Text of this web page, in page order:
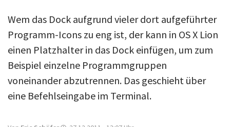
Mac
iPad
Tests
Tipps
Wem das Dock aufgrund vieler dort aufgeführter
Programm-Icons zu eng ist, der kann in OS X Lion
einen Platzhalter in das Dock einfügen, um zum
Beispiel einzelne Programmgruppen
voneinander abzutrennen. Das geschieht über
eine Befehlseingabe im Terminal.